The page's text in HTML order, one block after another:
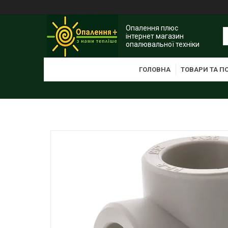
Опалення плюс
інтернет магазин
опалювальної техніки
ГОЛОВНА ТОВАРИ ТА